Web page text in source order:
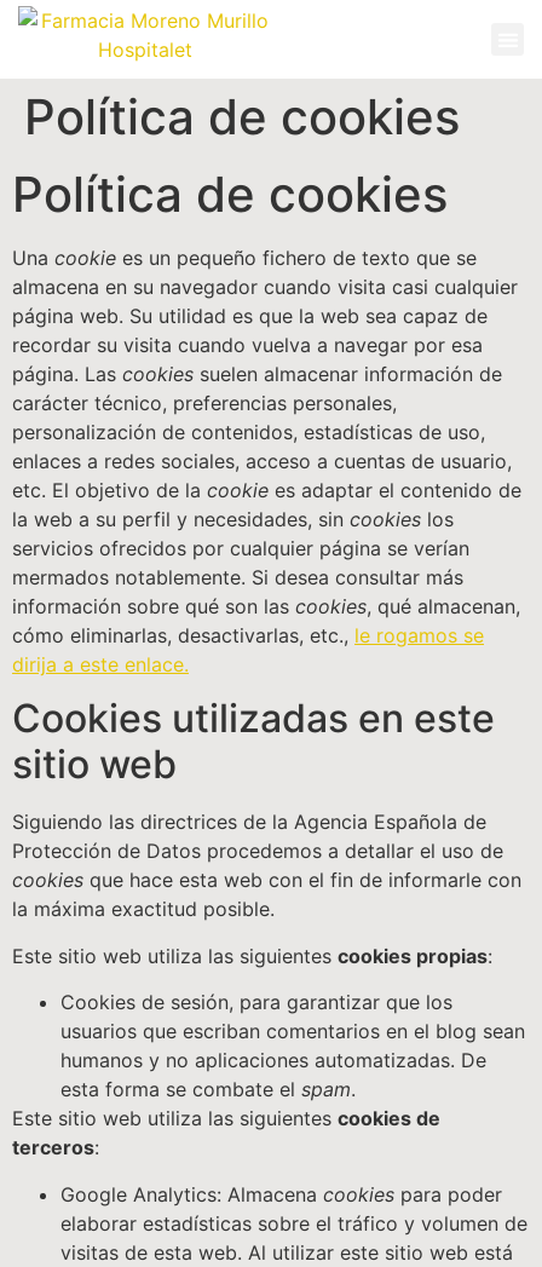
Política de cookies
Política de cookies
Una cookie es un pequeño fichero de texto que se
almacena en su navegador cuando visita casi cualquier
página web. Su utilidad es que la web sea capaz de
recordar su visita cuando vuelva a navegar por esa
página. Las cookies suelen almacenar información de
carácter técnico, preferencias personales,
personalización de contenidos, estadísticas de uso,
enlaces a redes sociales, acceso a cuentas de usuario,
etc. El objetivo de la cookie es adaptar el contenido de
la web a su perfil y necesidades, sin cookies los
servicios ofrecidos por cualquier página se verían
mermados notablemente. Si desea consultar más
información sobre qué son las cookies, qué almacenan,
cómo eliminarlas, desactivarlas, etc., le rogamos se
dirija a este enlace.
Cookies utilizadas en este
sitio web
Siguiendo las directrices de la Agencia Española de
Protección de Datos procedemos a detallar el uso de
cookies que hace esta web con el fin de informarle con
la máxima exactitud posible.
Este sitio web utiliza las siguientes cookies propias:
Cookies de sesión, para garantizar que los
usuarios que escriban comentarios en el blog sean
humanos y no aplicaciones automatizadas. De
esta forma se combate el spam.
Este sitio web utiliza las siguientes cookies de
terceros:
Google Analytics: Almacena cookies para poder
elaborar estadísticas sobre el tráfico y volumen de
visitas de esta web. Al utilizar este sitio web está